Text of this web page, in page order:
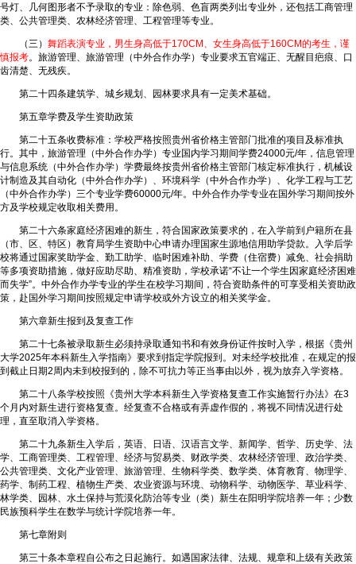
号灯、几何图形者不予录取的专业：除色弱、色盲两类列出专业外，还包括工商管理
类、公共管理类、农林经济管理、工程管理等专业。
（三） 舞蹈表演专业，男生身高低于170CM、女生身高低于160CM的考生，谨
慎报考。旅游管理、旅游管理（中外合作办学）专业要求五官端正、无醒目疤痕、口
齿清楚、无残疾。
第二十四条建筑学、城乡规划、园林要求具有一定美术基础。
第五章学费及学生资助政策
第二十五条收费标准：学校严格按照贵州省价格主管部门批准的项目及标准执
行。其中，旅游管理（中外合作办学）专业国内学习期间学费24000元/年，信息管理
与信息系统（中外合作办学）学费最终按贵州省价格主管部门核定标准执行，机械设
计制造及其自动化（中外合作办学）、环境科学（中外合作办学）、化学工程与工艺
（中外合作办学）三个专业学费60000元/年。中外合作办学专业在国外学习期间按外
方及学校规定收取相关费用。
第二十六条家庭经济困难的新生，符合国家政策要求的，在入学前到户籍所在县
（市、区、特区）教育局学生资助中心申请办理国家生源地信用助学贷款。入学后学
校将通过国家奖助学金、勤工助学、临时困难补助、学费（住宿费）减免、社会捐助
等多项资助措施，做好应助尽助、精准资助，学校承诺“不让一个学生因家庭经济困难
而失学”。中外合作办学专业的学生在校学习期间，符合资助条件的可享受相关资助政
策，赴国外学习期间按照规定申请学校或外方设立的相关奖学金。
第六章新生报到及复查工作
第二十七条被录取新生必须持录取通知书和有效身份证件按时入学，根据《贵州
大学2025年本科新生入学指南》要求到指定学院报到。对未经学校批准，在规定的报
到截止日期2周内未到校报到的，除不可抗力等正当事由以外，视为放弃入学资格。
第二十八条学校按照《贵州大学本科新生入学资格复查工作实施暂行办法》在3
个月内对新生进行资格复查。经复查不合格或有弄虚作假的，将视不同情况进行处
理，直至取消入学资格。
第二十九条新生入学后，英语、日语、汉语言文学、新闻学、哲学、历史学、法
学、工商管理类、工程管理、经济与贸易类、财政学类、农林经济管理、政治学类、
公共管理类、文化产业管理、旅游管理、生物科学类、数学类、体育教育、物理学、
药学、制药工程、植物生产类、农业资源与环境、动物科学、动物医学、草业科学、
林学类、园林、水土保持与荒漠化防治等专业（类）新生在阳明学院培养一年；少数
民族预科学生在数学与统计学院培养一年。
第七章附则
第三十条本章程自公布之日起施行。如遇国家法律、法规、规章和上级有关政策